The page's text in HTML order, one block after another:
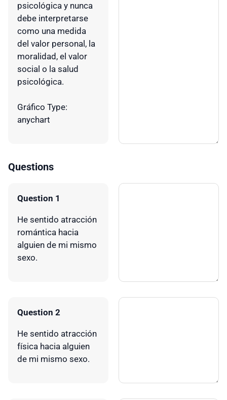
psicológica y nunca
debe interpretarse
como una medida
del valor personal, la
moralidad, el valor
social o la salud
psicológica.
Gráfico Type:
anychart
Questions
Question 1
He sentido atracción
romántica hacia
alguien de mi mismo
sexo.
Question 2
He sentido atracción
física hacia alguien
de mi mismo sexo.